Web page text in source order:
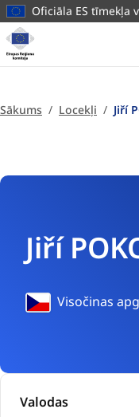
galveno
saturu
Oficiāla ES tīmekļa
Mājas
lapa
Eiropas
komiteja
Sākums Locekļi Jiří
Jiří
ČehijaVisočinas
Valodas